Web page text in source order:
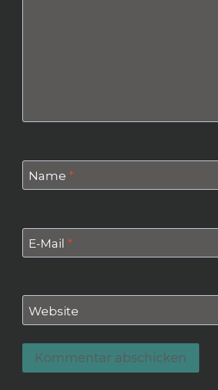
Name *
E-Mail *
Website